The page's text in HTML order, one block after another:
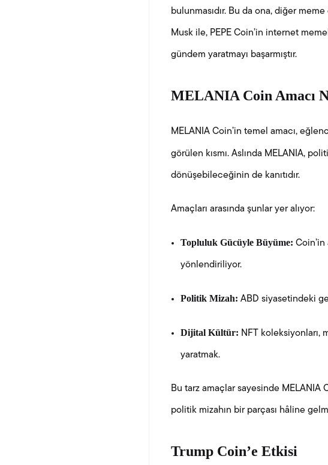
bulunmasıdır. Bu da ona, diğer meme
Musk ile, PEPE Coin’in internet
gündem yaratmayı başarmıştır.
MELANIA Coin Amacı
MELANIA Coin’in temel amacı,
görülen kısmı. Aslında MELANIA,
dönüşebileceğinin de kanıtıdır.
Amaçları arasında şunlar yer alıyor:
Topluluk Gücüyle Büyüme:
yönlendiriliyor.
Politik Mizah: ABD siyasetindeki
Dijital Kültür: NFT koleksiyonları,
yaratmak.
Bu tarz amaçlar sayesinde MELANIA
politik mizahın bir parçası hâline
Trump Coin’e Etkisi